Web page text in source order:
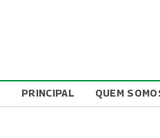
PRINCIPAL QUEM